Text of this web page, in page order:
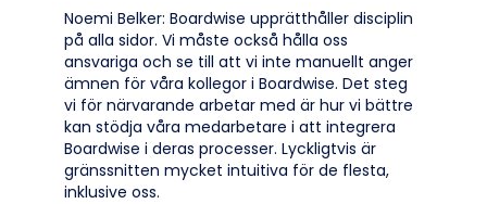
Noemi Belker: Boardwise upprätthåller disciplin
på alla sidor. Vi måste också hålla oss
ansvariga och se till att vi inte manuellt anger
ämnen för våra kollegor i Boardwise. Det steg
vi för närvarande arbetar med är hur vi bättre
kan stödja våra medarbetare i att integrera
Boardwise i deras processer. Lyckligtvis är
gränssnitten mycket intuitiva för de flesta,
inklusive oss.